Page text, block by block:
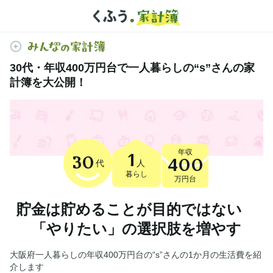
30代・年収400万円台で一人暮らしの“s”さんの家
計簿を大公開！
30 代 1 人
暮らし
年収
400
万円台
貯金は貯めることが目的ではない
「やりたい」の選択肢を増やす
大阪府一人暮らしの年収400万円台の“s”さんの1か月の生活費を紹
介します